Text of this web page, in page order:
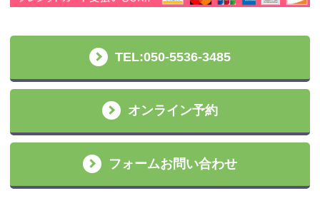
TEL:050-5536-3485
オンライン予約
フォームお問い合わせ